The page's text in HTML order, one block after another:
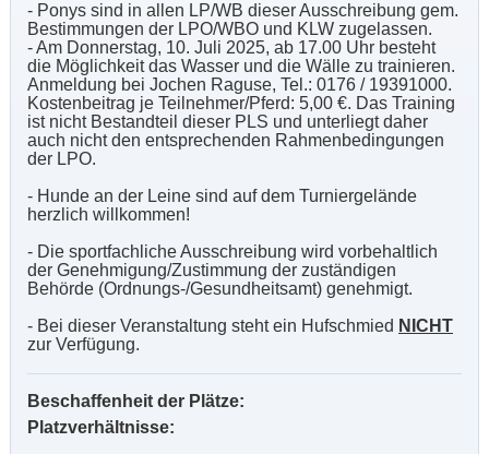
- Ponys sind in allen LP/WB dieser Ausschreibung gem.
Bestimmungen der LPO/WBO und KLW zugelassen.
- Am Donnerstag, 10. Juli 2025, ab 17.00 Uhr besteht
die Möglichkeit das Wasser und die Wälle zu trainieren.
Anmeldung bei Jochen Raguse, Tel.: 0176 / 19391000.
Kostenbeitrag je Teilnehmer/Pferd: 5,00 €. Das Training
ist nicht Bestandteil dieser PLS und unterliegt daher
auch nicht den entsprechenden Rahmenbedingungen
der LPO.
- Hunde an der Leine sind auf dem Turniergelände
herzlich willkommen!
- Die sportfachliche Ausschreibung wird vorbehaltlich
der Genehmigung/Zustimmung der zuständigen
Behörde (Ordnungs-/Gesundheitsamt) genehmigt.
- Bei dieser Veranstaltung steht ein Hufschmied NICHT
zur Verfügung.
Beschaffenheit der Plätze:
Platzverhältnisse: